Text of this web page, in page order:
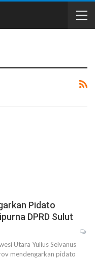
Pidato
DPRD Sulut
Utara Yulius Selvanus
mendengarkan pidato